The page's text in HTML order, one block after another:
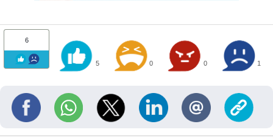
6
5 0 0 1